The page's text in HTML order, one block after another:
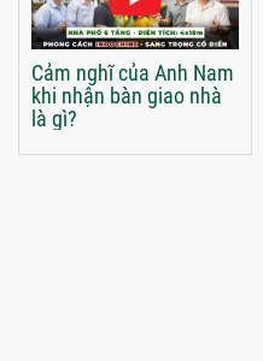
Cảm nghĩ của Anh Nam
khi nhận bàn giao nhà
là gì?